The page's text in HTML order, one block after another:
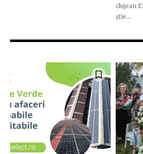
Join our community
SUBSCRIBERS and
conversation.
clujean
știe...